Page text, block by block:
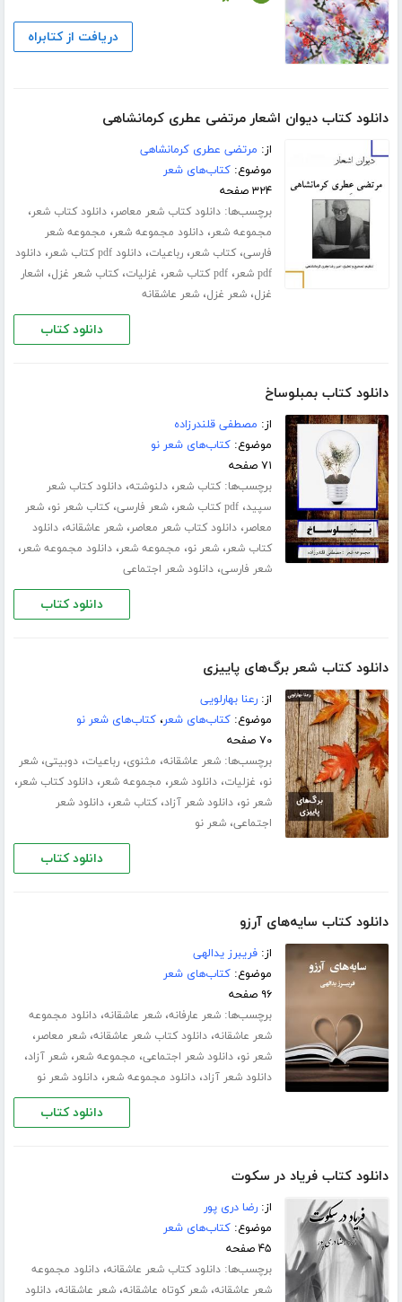
دریافت از کتابراه
دانلود کتاب دیوان اشعار مرتضی عطری کرمانشاهی
از: مرتضی عطری کرمانشاهی
موضوع:کتاب‌های شعر
۳۲۴ صفحه
برچسب‌ها:دانلود کتاب شعر معاصر،دانلود کتاب شعر،
مجموعه شعر،دانلود مجموعه شعر، مجموعه شعر
فارسی،کتاب شعر،رباعیات،دانلود pdf کتاب شعر ،دانلود
pdf شعر
،pdf کتاب شعر ، غزلیات،کتاب شعر غزل، اشعار
غزل،شعر غزل،شعر عاشقانه
دانلود کتاب
دانلود کتاب بمبلوساخ
از: مصطفی قلندرزاده
موضوع:کتاب‌های شعر نو
۷۱ صفحه
برچسب‌ها:کتاب شعر،دلنوشته،دانلود کتاب شعر
سپید،pdf کتاب شعر ،شعر فارسی،کتاب شعر نو،شعر
معاصر،دانلود کتاب شعر معاصر،شعر عاشقانه،دانلود
کتاب شعر،شعر نو، مجموعه شعر،دانلود مجموعه شعر،
شعر فارسی،دانلود شعر اجتماعی
دانلود کتاب
دانلود کتاب شعر برگ‌های پاییزی
از:رعنا بهارلویی
موضوع:کتاب‌های شعر،کتاب‌های شعر نو
۷۰ صفحه
برچسب‌ها:شعر عاشقانه، مثنوی،رباعیات،دوبیتی،شعر
نو، غزلیات،دانلود شعر، مجموعه شعر،دانلود کتاب شعر،
شعر نو،دانلود شعر آزاد،کتاب شعر،دانلود شعر
اجتماعی،شعر نو
دانلود کتاب
دانلود کتاب سایه‌های آرزو
از:فریبرز یدالهی
موضوع:کتاب‌های شعر
۹۶ صفحه
برچسب‌ها:شعر عارفانه،شعر عاشقانه،دانلود مجموعه
شعر عاشقانه،دانلود کتاب شعر عاشقانه،شعر معاصر،
شعر نو،دانلود شعر اجتماعی، مجموعه شعر،شعر آزاد،
دانلود شعر آزاد،دانلود مجموعه شعر،دانلود شعر نو
دانلود کتاب
دانلود کتاب فریاد در سکوت
از:رضا دری پور
موضوع:کتاب‌های شعر
۴۵ صفحه
برچسب‌ها:دانلود کتاب شعر عاشقانه،دانلود مجموعه
شعر عاشقانه،شعر کوتاه عاشقانه،شعر عاشقانه،دانلود